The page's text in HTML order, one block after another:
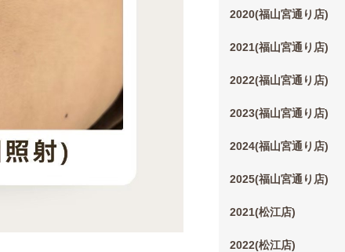
2020(福山宮通り店)
2021(福山宮通り店)
2022(福山宮通り店)
2023(福山宮通り店)
2024(福山宮通り店)
2025(福山宮通り店)
2021(松江店)
2022(松江店)